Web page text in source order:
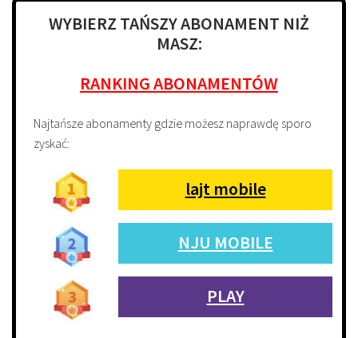
WYBIERZ TAŃSZY ABONAMENT NIŻ
MASZ:
RANKING ABONAMENTÓW
Najtańsze abonamenty gdzie możesz naprawdę sporo
zyskać:
lajt mobile
NJU MOBILE
PLAY